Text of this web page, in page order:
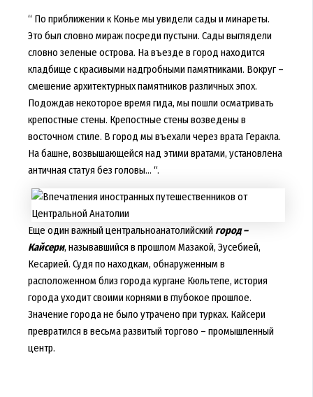
“ По приближении к Конье мы увидели сады и минареты.
Это был словно мираж посреди пустыни. Сады выглядели
словно зеленые острова. На въезде в город находится
кладбище с красивыми надгробными памятниками. Вокруг –
смешение архитектурных памятников различных эпох.
Подождав некоторое время гида, мы пошли осматривать
крепостные стены. Крепостные стены возведены в
восточном стиле. В город мы въехали через врата Геракла.
На башне, возвышающейся над этими вратами, установлена
античная статуя без головы... “.
Еще один важный центральноанатолийский город –
Кайсери, называвшийся в прошлом Мазакой, Эусебией,
Кесарией. Судя по находкам, обнаруженным в
расположенном близ города кургане Кюльтепе, история
города уходит своими корнями в глубокое прошлое.
Значение города не было утрачено при турках. Кайсери
превратился в весьма развитый торгово – промышленный
центр.